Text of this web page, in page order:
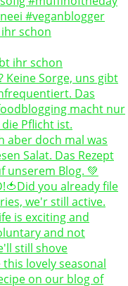
ihr schon